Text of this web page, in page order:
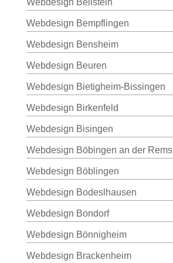
Webdesign Beilstein
Webdesign Bempflingen
Webdesign Bensheim
Webdesign Beuren
Webdesign Bietigheim-Bissingen
Webdesign Birkenfeld
Webdesign Bisingen
Webdesign Böbingen an der Rems
Webdesign Böblingen
Webdesign Bodeslhausen
Webdesign Bondorf
Webdesign Bönnigheim
Webdesign Brackenheim